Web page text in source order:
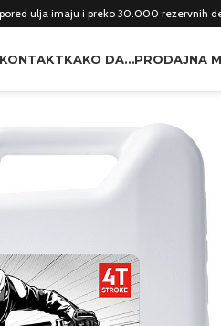
ulja imaju i preko 30.000 rezervnih
KONTAKTKAKO DA…PRODAJNA